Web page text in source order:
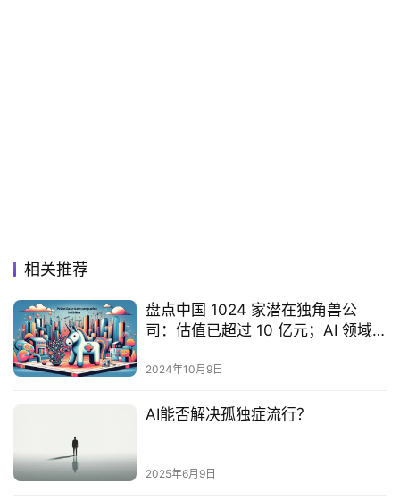
相关推荐
盘点中国 1024 家潜在独角兽公
司：估值已超过 10 亿元；AI 领域
2024年10月9日
AI能否解决孤独症流行？
2025年6月9日